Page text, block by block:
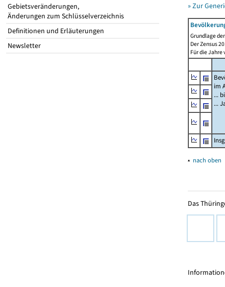
Gebietsveränderungen,
Änderungen zum Schlüsselverzeichnis
Definitionen und Erläuterungen
Newsletter
» Zur
Grundlage
Der Zensus
Für die Jahre
im
...
...
▴ nach oben
Das